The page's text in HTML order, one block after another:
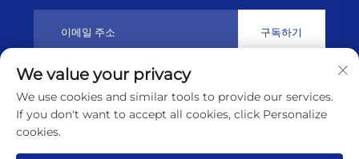
구독하기
저작권 © 2025년 리ány운강 하이보른 테크놀로지 유한회사 소유
개인정보 보호정책
We value your privacy
We use cookies and similar tools to provide our services.
If you don't want to accept all cookies, click Personalize
cookies.